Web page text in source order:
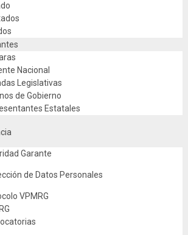
Nacional
Legislativas
de Gobierno
Estatales
Garante
de Datos Personales
VPMRG